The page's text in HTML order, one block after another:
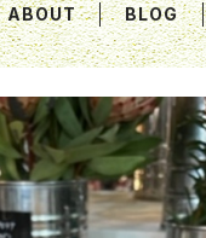
ABOUT BLOG